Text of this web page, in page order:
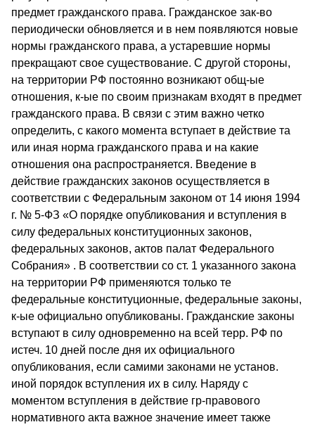
предмет граж­данского права. Гражданское зак-во
периодически обновля­ется и в нем появляются новые
нормы гражданского права, а устаревшие нормы
прекращают свое существование. С другой стороны,
на территории РФ постоянно возникают общ-ые
отношения, к-ые по своим признакам входят в предмет
граж­данского права. В связи с этим важно четко
определить, с какого момен­та вступает в действие та
или иная норма гражданского права и на какие
отношения она распространяется. Введение в
действие гражданских законов осуществляется в
соответствии с Федеральным законом от 14 июня 1994
г. № 5-ФЗ «О порядке опубликования и вступления в
силу федеральных конституционных законов,
федеральных законов, актов палат Федерального
Собрания» . В соответствии со ст. 1 указанного закона
на территории РФ применяются только те
федеральные конституционные, федеральные законы,
к-ые официально опубликованы. Гражданские законы
вступают в силу одновременно на всей терр. РФ по
истеч. 10 дней после дня их официального
опубликования, если самими законами не установ.
иной порядок вступления их в силу. Наряду с
моментом вступления в действие гр-правового
нормативного акта важное значение имеет также